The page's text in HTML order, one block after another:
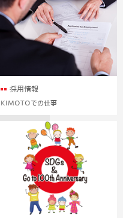
採用情報
KIMOTOでの仕事